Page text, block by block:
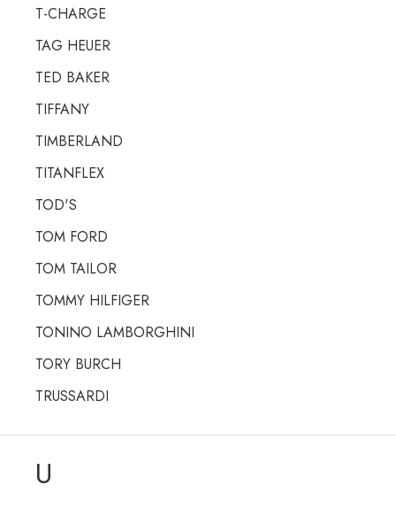
T-CHARGE
TAG HEUER
TED BAKER
TIFFANY
TIMBERLAND
TITANFLEX
TOD'S
TOM FORD
TOM TAILOR
TOMMY HILFIGER
TONINO LAMBORGHINI
TORY BURCH
TRUSSARDI
U